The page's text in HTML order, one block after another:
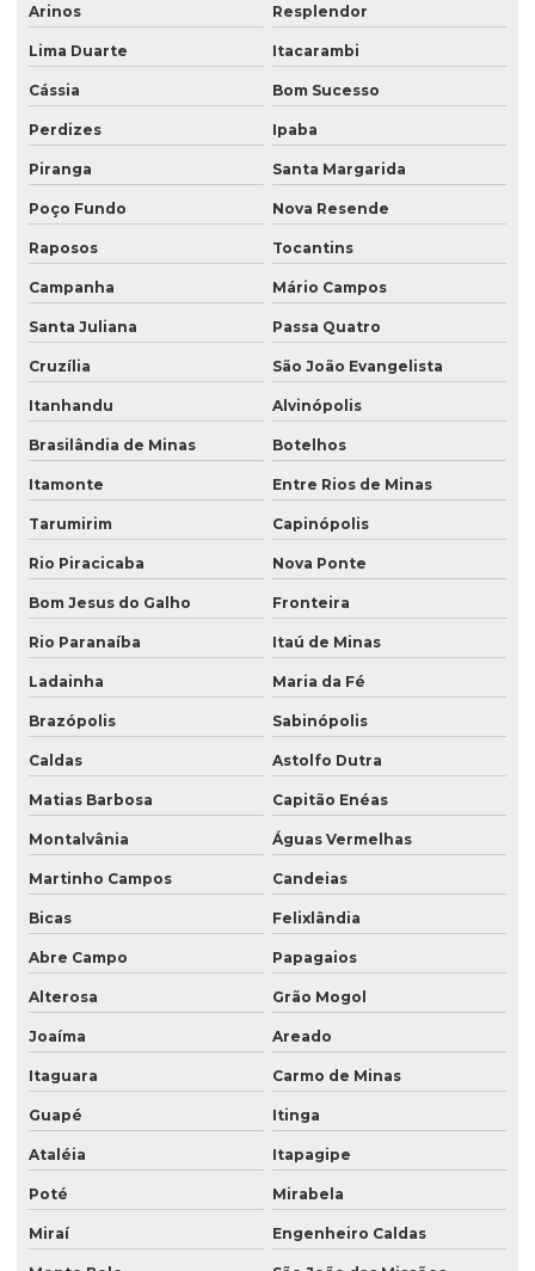
Arinos Resplendor
Lima Duarte Itacarambi
Cássia Bom Sucesso
Perdizes Ipaba
Piranga Santa Margarida
Poço Fundo Nova Resende
Raposos Tocantins
Campanha Mário Campos
Santa Juliana Passa Quatro
Cruzília São João Evangelista
Itanhandu Alvinópolis
Brasilândia de Minas Botelhos
Itamonte Entre Rios de Minas
Tarumirim Capinópolis
Rio Piracicaba Nova Ponte
Bom Jesus do Galho Fronteira
Rio Paranaíba Itaú de Minas
Ladainha Maria da Fé
Brazópolis Sabinópolis
Caldas Astolfo Dutra
Matias Barbosa Capitão Enéas
Montalvânia Águas Vermelhas
Martinho Campos Candeias
Bicas Felixlândia
Abre Campo Papagaios
Alterosa Grão Mogol
Joaíma Areado
Itaguara Carmo de Minas
Guapé Itinga
Ataléia Itapagipe
Poté Mirabela
Miraí Engenheiro Caldas